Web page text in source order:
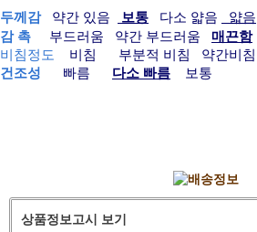
두께감 약간 있음 보통 다소 얇음
얇음
감 촉
부드러움 약간 부드러움 매끈함
비침정도
비침 부분적 비침 약간비침
건조성 빠름 다소 빠름 보통
상품정보고시 보기